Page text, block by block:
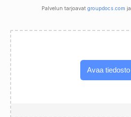
Palvelun tarjoavat groupdocs.com ja
Avaa tiedosto